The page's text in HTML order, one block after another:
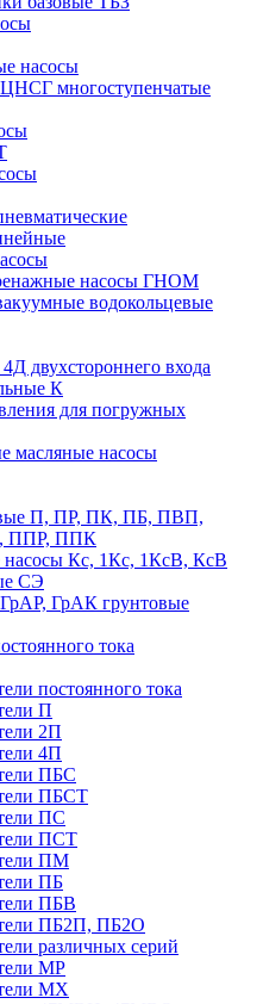
насосы
многоступенчатые
насосы ГНОМ
водокольцевые
двухстороннего входа
К
для погружных
масляные насосы
П, ПР, ПК, ПБ, ПВП,
ППР, ППК
насосы Кс, 1Кс, 1КсВ, КсВ
СЭ
ГрАК грунтовые
тока
постоянного тока
П
2П
4П
ПБС
ПБСТ
ПС
ПСТ
ПМ
ПБ
ПБВ
ПБ2П, ПБ2О
различных серий
МР
MX